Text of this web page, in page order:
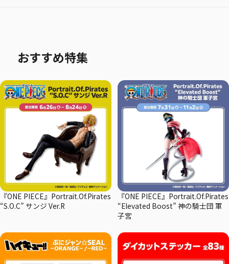
おすすめ特集
『ONE PIECE』Portrait.Of.Pirates
“S.O.C” サンジ Ver.R
『ONE PIECE』Portrait.Of.Pirates
“Elevated Boost” 神の騎士団 軍
子宮